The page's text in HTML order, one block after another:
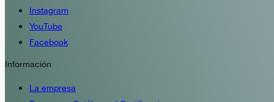
Instagram
YouTube
Facebook
Información
La empresa